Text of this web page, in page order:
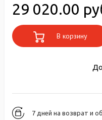
29 020.00
В корзину
7 дней на возврат и